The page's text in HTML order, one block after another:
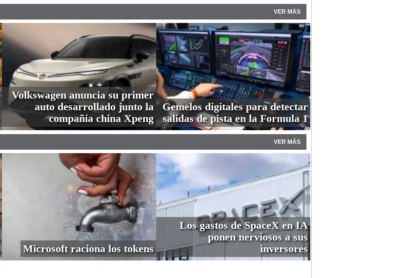
VER MÁS
Volkswagen anuncia su primer
auto desarrollado junto la
compañía china Xpeng
Gemelos digitales para detectar
salidas de pista en la Formula 1
VER MÁS
Microsoft raciona los tokens
Los gastos de SpaceX en IA
ponen nerviosos a sus
inversores